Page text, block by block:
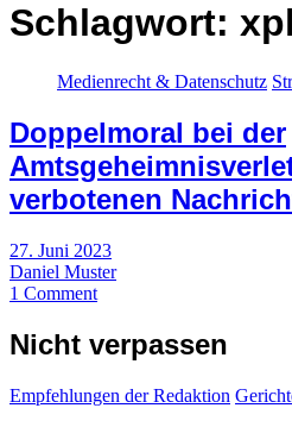
Schlagwort:
Medienrecht & Datenschutz
Doppelmoral bei der
verbotenen
27. Juni 2023
Daniel Muster
1 Comment
Nicht verpassen
Empfehlungen der Redaktion